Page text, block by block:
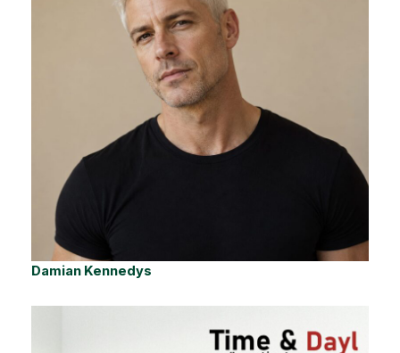
Damian Kennedys